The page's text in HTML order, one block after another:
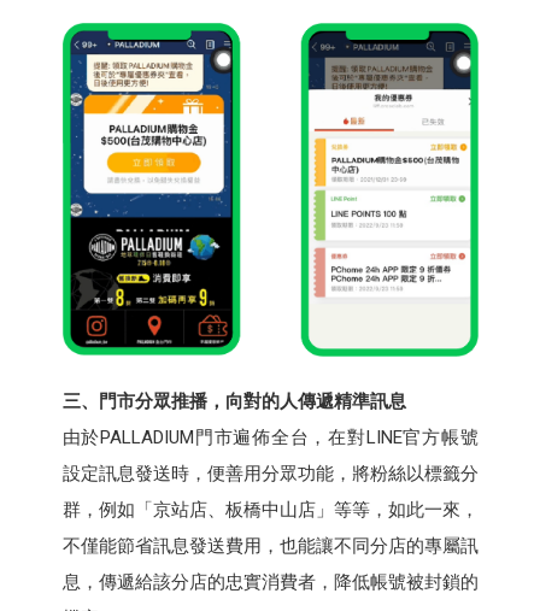
三、門市分眾推播，向對的人傳遞精準訊息
由於PALLADIUM門市遍佈全台，在對LINE官方帳號
設定訊息發送時，便善用分眾功能，將粉絲以標籤分
群，例如「京站店、板橋中山店」等等，如此一來，
不僅能節省訊息發送費用，也能讓不同分店的專屬訊
息，傳遞給該分店的忠實消費者，降低帳號被封鎖的